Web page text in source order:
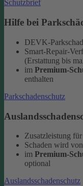
Schutzbrief
Hilfe bei
DEVK-
Smart-Repair-
(Erstattung bis
im Premium-
enthalten
Parkschadenschutz
Zusatzleistung
Schaden wird
im Premium-
optional
Auslandsschadenschutz